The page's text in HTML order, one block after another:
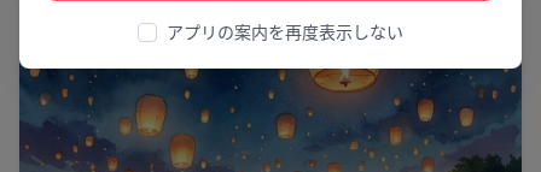
アプリの案内を再度表示しない